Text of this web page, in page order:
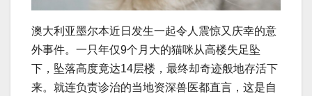
澳大利亚墨尔本近日发生一起令人震惊又庆幸的意
外事件。一只年仅9个月大的猫咪从高楼失足坠
下，坠落高度竟达14层楼，最终却奇迹般地存活下
来。就连负责诊治的当地资深兽医都直言，这是自